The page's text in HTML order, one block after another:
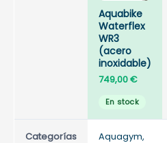
Aquabike
Waterflex
WR3
(acero
inoxidable)
749,00€
En stock
Categorías
Aquagym,